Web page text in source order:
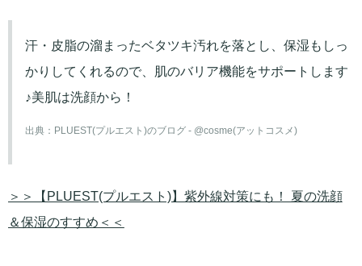
汗・皮脂の溜まったベタツキ汚れを落とし、保湿もしっ
かりしてくれるので、肌のバリア機能をサポートします
♪美肌は洗顔から！
出典： PLUEST(プルエスト)のブログ - @cosme(アットコスメ)
＞＞【PLUEST(プルエスト)】紫外線対策にも！ 夏の洗顔
＆保湿のすすめ＜＜